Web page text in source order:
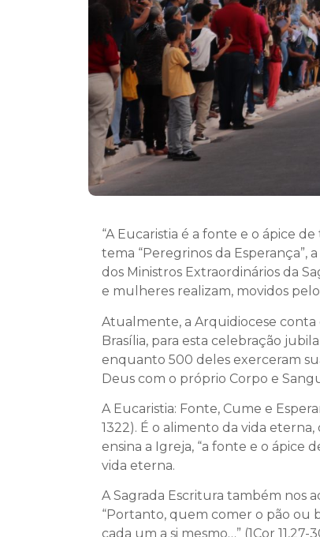
“A Eucaristia é a fonte e o ápice
tema “Peregrinos da
dos Ministros Extraordinários da
e mulheres realizam, movidos
Atualmente, a Arquidiocese conta
Brasília, para esta celebração
enquanto 500 deles exerceram
Deus com o próprio Corpo e
A Eucaristia: Fonte, Cume e
1322). É o alimento da vida
ensina a Igreja, “a fonte e o ápice
vida eterna.
A Sagrada Escritura também nos
“Portanto, quem comer o pão ou
cada um a si mesmo…” (1Cor 11,27-